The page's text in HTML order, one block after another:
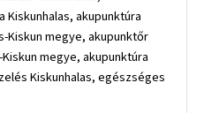
akupunktúra
Kiskun megye, akupunktőr
megye, akupunktúra
Kiskunhalas, egészséges